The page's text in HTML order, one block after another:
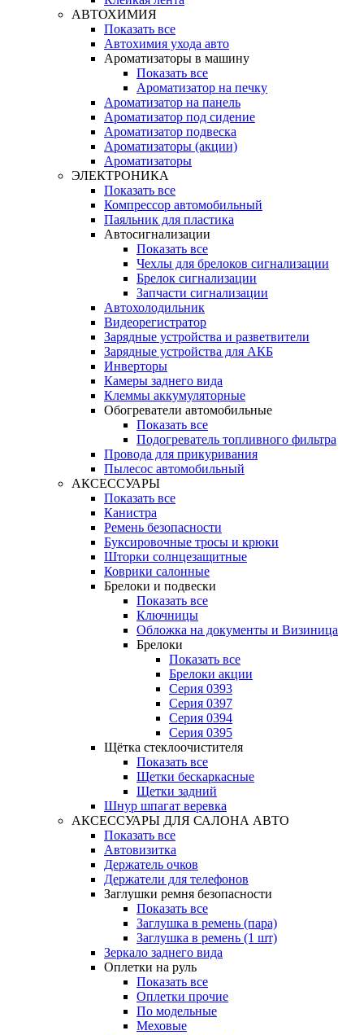
АВТОХИМИЯ
Показать все
Автохимия ухода авто
Ароматизаторы в машину
Показать все
Ароматизатор на печку
Ароматизатор на панель
Ароматизатор под сидение
Ароматизатор подвеска
Ароматизаторы (акции)
Ароматизаторы
ЭЛЕКТРОНИКА
Показать все
Компрессор автомобильный
Паяльник для пластика
Автосигнализации
Показать все
Чехлы для брелоков сигнализации
Брелок сигнализации
Запчасти сигнализации
Автохолодильник
Видеорегистратор
Зарядные устройства и разветвители
Зарядные устройства для АКБ
Инверторы
Камеры заднего вида
Клеммы аккумуляторные
Обогреватели автомобильные
Показать все
Подогреватель топливного фильтра
Провода для прикуривания
Пылесос автомобильный
АКСЕССУАРЫ
Показать все
Канистра
Ремень безопасности
Буксировочные тросы и крюки
Шторки солнцезащитные
Коврики салонные
Брелоки и подвески
Показать все
Ключницы
Обложка на документы и Визиница
Брелоки
Показать все
Брелоки акции
Серия 0393
Серия 0397
Серия 0394
Серия 0395
Щётка стеклоочистителя
Показать все
Щетки бескаркасные
Щетки задний
Шнур шпагат веревка
АКСЕССУАРЫ ДЛЯ САЛОНА АВТО
Показать все
Автовизитка
Держатель очков
Держатели для телефонов
Заглушки ремня безопасности
Показать все
Заглушка в ремень (пара)
Заглушка в ремень (1 шт)
Зеркало заднего вида
Оплетки на руль
Показать все
Оплетки прочиe
По модельные
Меховые